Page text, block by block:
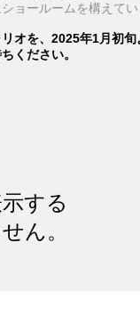
ョールームを構えてい
オを、2025年1⽉初
ください。
する
ん。